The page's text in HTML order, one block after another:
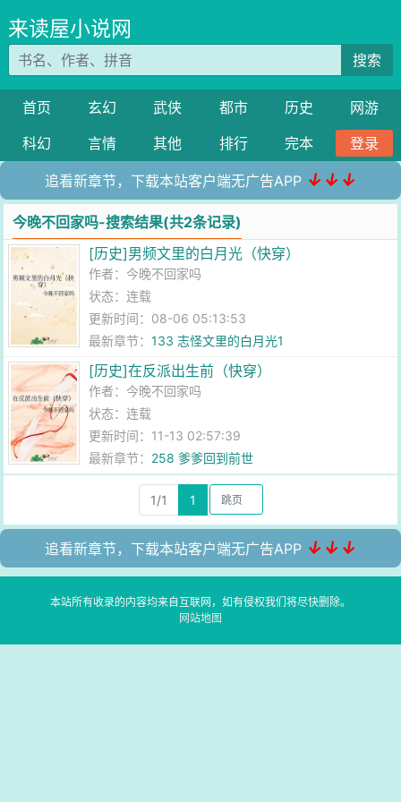
来读屋小说网
搜索
首页 玄幻 武侠 都市 历史
网游
科幻
言情 其他 排行 完本 登录
追看新章节，下载本站客户端无广告APP ↓↓↓
今晚不回家吗-搜索结果(共2条记录)
[历史]男频文里的白月光（快穿）
作者： 今晚不回家吗
状态：连载
更新时间：08-06 05:13:53
最新章节：133 志怪文里的白月光1
[历史]在反派出生前（快穿）
作者： 今晚不回家吗
状态：连载
更新时间：11-13 02:57:39
最新章节： 258 爹爹回到前世
1/1 1
追看新章节，下载本站客户端无广告APP ↓↓↓
本站所有收录的内容均来自互联网，如有侵权我们将尽快删除。
网站地图